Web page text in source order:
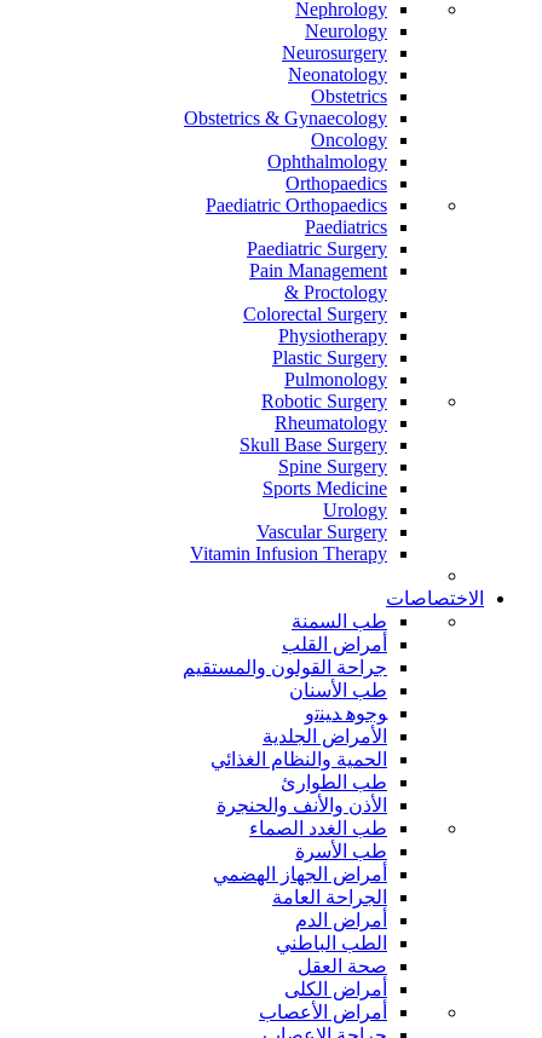
Nephrology
Neurology
Neurosurgery
Neonatology
Obstetrics
Obstetrics & Gynaecology
Oncology
Ophthalmology
Orthopaedics
Paediatric Orthopaedics
Paediatrics
Paediatric Surgery
Pain Management
Proctology &
Colorectal Surgery
Physiotherapy
Plastic Surgery
Pulmonology
Robotic Surgery
Rheumatology
Skull Base Surgery
Spine Surgery
Sports Medicine
Urology
Vascular Surgery
Vitamin Infusion Therapy
الاختصاصات
طب السمنة
أمراض القلب
جراحة القولون والمستقيم
طب الأسنان
ﻮﺟﻮﻫ ﺪﻴﻨﺗﻭ
الأمراض الجلدية
الحمية والنظام الغذائي
طب الطوارئ
الأذن والأنف والحنجرة
طب الغدد الصماء
طب الأسرة
أمراض الجهاز الهضمي
الجراحة العامة
أمراض الدم
الطب الباطني
صحة العقل
أمراض الكلى
أمراض الأعصاب